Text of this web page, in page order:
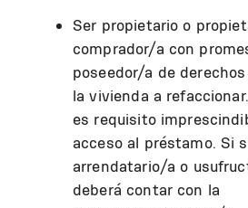
Ser propietario o
comprador/a con
poseedor/a de
la vivienda a
es requisito
acceso al préstamo. Si
arrendatario/a o
deberá contar con la